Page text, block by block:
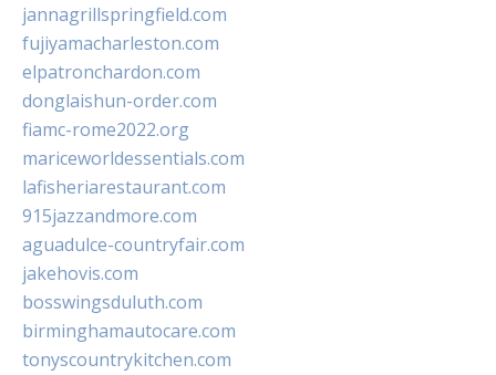
jannagrillspringfield.com
fujiyamacharleston.com
elpatronchardon.com
donglaishun-order.com
fiamc-rome2022.org
mariceworldessentials.com
lafisheriarestaurant.com
915jazzandmore.com
aguadulce-countryfair.com
jakehovis.com
bosswingsduluth.com
birminghamautocare.com
tonyscountrykitchen.com